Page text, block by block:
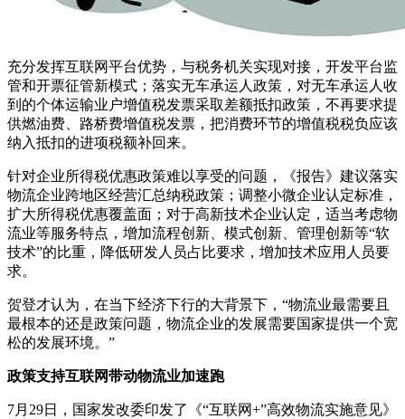
充分发挥互联网平台优势，与税务机关实现对接，开发平台监
管和开票征管新模式；落实无车承运人政策，对无车承运人收
到的个体运输业户增值税发票采取差额抵扣政策，不再要求提
供燃油费、路桥费增值税发票，把消费环节的增值税税负应该
纳入抵扣的进项税额补回来。
针对企业所得税优惠政策难以享受的问题，《报告》建议落实
物流企业跨地区经营汇总纳税政策；调整小微企业认定标准，
扩大所得税优惠覆盖面；对于高新技术企业认定，适当考虑物
流业等服务特点，增加流程创新、模式创新、管理创新等“软
技术”的比重，降低研发人员占比要求，增加技术应用人员要
求。
贺登才认为，在当下经济下行的大背景下，“物流业最需要且
最根本的还是政策问题，物流企业的发展需要国家提供一个宽
松的发展环境。”
政策支持互联网带动物流业加速跑
7月29日，国家发改委印发了《“互联网+”高效物流实施意见》